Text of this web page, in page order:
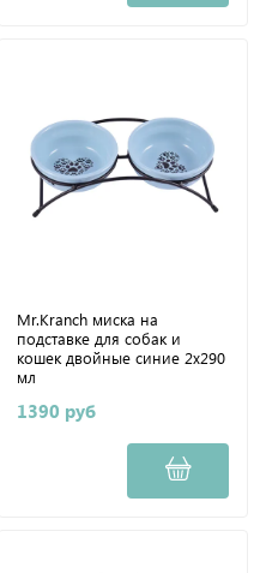
Mr.Kranch миска на
подставке для собак и
кошек двойные синие 2x290
мл
1390 руб